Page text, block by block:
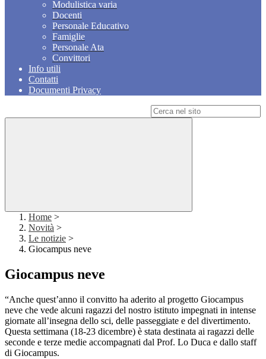
Modulistica varia
Docenti
Personale Educativo
Famiglie
Personale Ata
Convittori
Info utili
Contatti
Documenti Privacy
Home >
Novità >
Le notizie >
Giocampus neve
Giocampus neve
“Anche quest’anno il convitto ha aderito al progetto Giocampus
neve che vede alcuni ragazzi del nostro istituto impegnati in intense
giornate all’insegna dello sci, delle passeggiate e del divertimento.
Questa settimana (18-23 dicembre) è stata destinata ai ragazzi delle
seconde e terze medie accompagnati dal Prof. Lo Duca e dallo staff
di Giocampus.